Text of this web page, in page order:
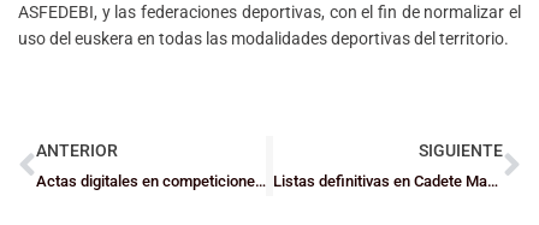
ASFEDEBI, y las federaciones deportivas, con el fin de normalizar el
uso del euskera en todas las modalidades deportivas del territorio.
ANTERIOR
Actas digitales en competiciones escolares
SIGUIENTE
Listas definitivas en Cadete Masculino e Infantil femenino